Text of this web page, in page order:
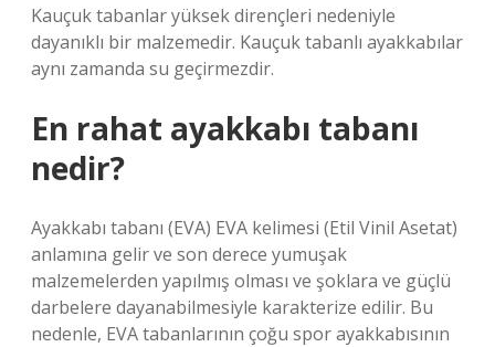
Kauçuk tabanlar yüksek dirençleri nedeniyle
dayanıklı bir malzemedir. Kauçuk tabanlı ayakkabılar
aynı zamanda su geçirmezdir.
En rahat ayakkabı tabanı
nedir?
Ayakkabı tabanı (EVA) EVA kelimesi (Etil Vinil Asetat)
anlamına gelir ve son derece yumuşak
malzemelerden yapılmış olması ve şoklara ve güçlü
darbelere dayanabilmesiyle karakterize edilir. Bu
nedenle, EVA tabanlarının çoğu spor ayakkabısının